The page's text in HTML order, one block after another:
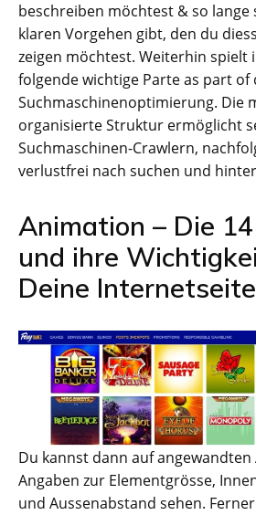
beschreiben möchtest & so lange
klaren Vorgehen gibt, den du
zeigen möchtest. Weiterhin spielt
folgende wichtige Parte as part of
Suchmaschinenoptimierung. Die
organisierte Struktur ermöglicht
Suchmaschinen-Crawlern,
verlustfrei nach suchen und
Animation – Die
und ihre
Deine Internetseite
Du kannst dann auf angewandten
Angaben zur Elementgrösse,
und Aussenabstand sehen.